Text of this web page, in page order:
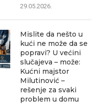
29.05.2026.
Mislite da nešto u
kući ne može da se
popravi? U većini
slučajeva – može:
Kućni majstor
Milutinović –
rešenje za svaki
problem u domu